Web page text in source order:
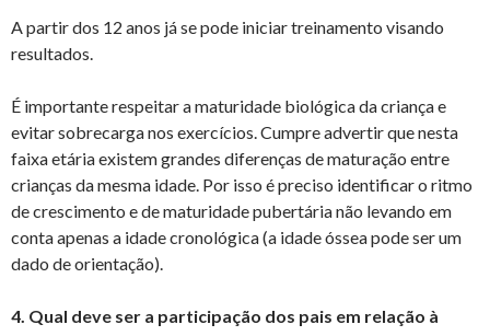
A partir dos 12 anos já se pode iniciar treinamento visando
resultados.
É importante respeitar a maturidade biológica da criança e
evitar sobrecarga nos exercícios. Cumpre advertir que nesta
faixa etária existem grandes diferenças de maturação entre
crianças da mesma idade. Por isso é preciso identificar o ritmo
de crescimento e de maturidade pubertária não levando em
conta apenas a idade cronológica (a idade óssea pode ser um
dado de orientação).
4. Qual deve ser a participação dos pais em relação à